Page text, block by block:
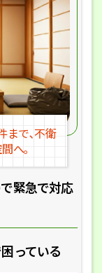
で緊急で対応
っている
まで､不衛
へ｡